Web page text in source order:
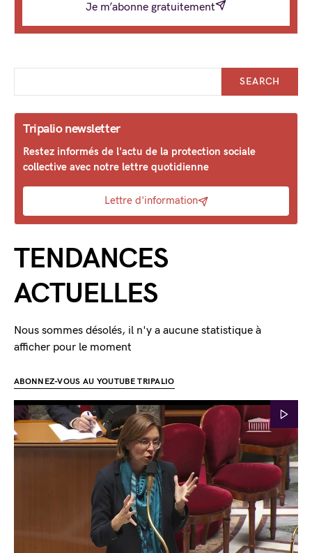
Je m’abonne gratuitement
SEARCH
Tripalio newsletter
Restez informés de l'actu de la protection sociale
collective avec notre lettre quotidienne
Lettre d'information
TENDANCES
ACTUELLES
Nous sommes désolés, il n'y a aucune statistique à
afficher pour le moment
ABONNEZ-VOUS AU YOUTUBE TRIPALIO